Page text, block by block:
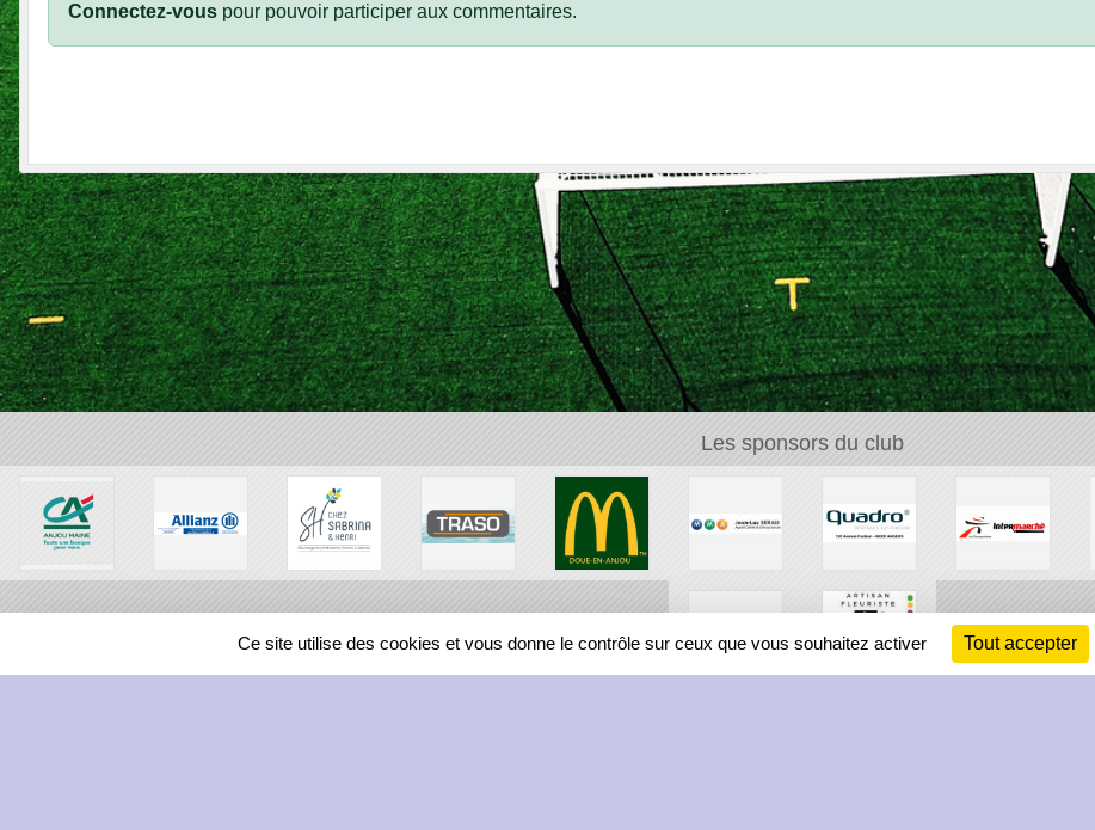
Connectez-vous pour pouvoir participer aux commentaires.
Les sponsors du club
Ce site utilise des cookies et vous donne le contrôle sur ceux que vous souhaitez activer Tout accepter